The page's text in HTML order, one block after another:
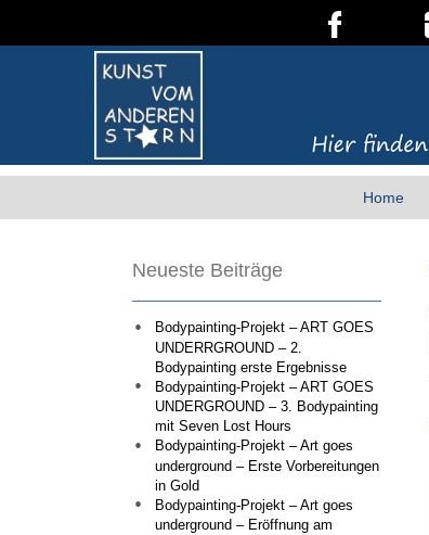
Home
Neueste Beiträge
Bodypainting-Projekt – ART GOES
UNDERRGROUND – 2.
Bodypainting erste Ergebnisse
Bodypainting-Projekt – ART GOES
UNDERGROUND – 3. Bodypainting
mit Seven Lost Hours
Bodypainting-Projekt – Art goes
underground – Erste Vorbereitungen
in Gold
Bodypainting-Projekt – Art goes
underground – Eröffnung am